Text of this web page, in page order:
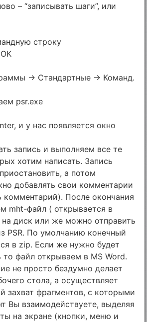
– “записывать шаги”, или
строку
-> Стандартные -> Команд.
psr.exe
и у нас появляется окно
запись и выполняем все те
хотим написать. Запись
а потом
добавлять свои комментарии
комментарий). После окончания
mht-файл ( открывается в
на диск или же можно отправить
PSR. По умолчанию конечный
в zip. Если же нужно будет
то файл открываем в MS Word.
не просто бездумно делает
стола, а осуществляет
захват фрагментов, с которыми
Вы взаимодействуете, выделяя
на экране (кнопки, меню и